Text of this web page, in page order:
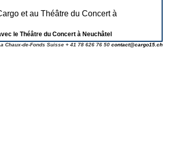
et au Théâtre du Concert à
le Théâtre du Concert à Neuchâtel
Chaux-de-Fonds Suisse + 41 78 626 76 50 contact@cargo15.ch